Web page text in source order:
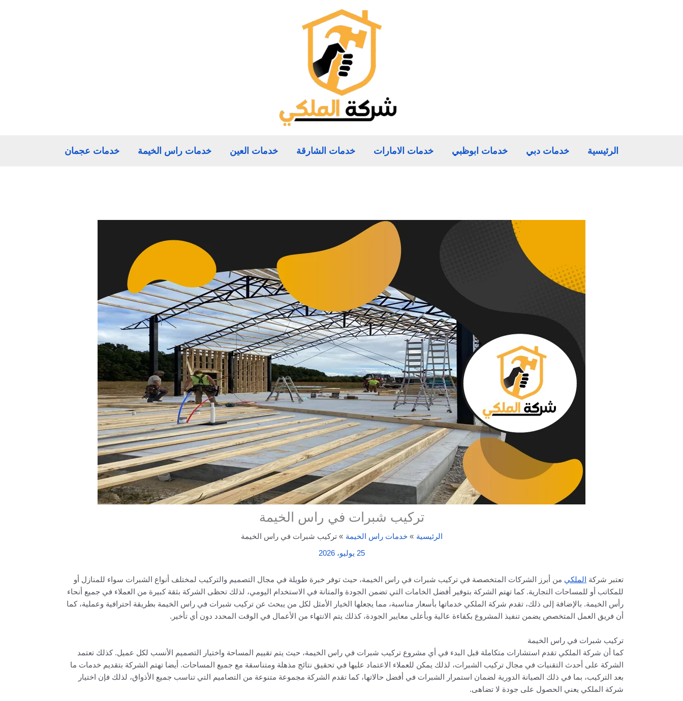
الرئيسية خدمات دبي خدمات ابوظبي خدمات الامارات خدمات الشارقة خدمات العين خدمات راس الخيمة خدمات عجمان
تركيب شبرات في راس الخيمة
الرئيسية خدمات راس الخيمة
تركيب شبرات في راس الخيمة
25 يوليو، 2026
تعتبر شركة الملكي من أبرز الشركات المتخصصة في تركيب شبرات في راس الخيمة، حيث توفر خبرة طويلة في مجال التصميم والتركيب لمختلف أنواع الشبرات سواء للمنازل أو
للمكاتب أو للمساحات التجارية. كما تهتم الشركة بتوفير أفضل الخامات التي تضمن الجودة والمتانة في الاستخدام اليومي، لذلك تحظى الشركة بثقة كبيرة من العملاء في جميع أنحاء
رأس الخيمة. بالإضافة إلى ذلك، تقدم شركة الملكي خدماتها بأسعار مناسبة، مما يجعلها الخيار الأمثل لكل من يبحث عن تركيب شبرات في راس الخيمة بطريقة احترافية وعملية، كما
أن فريق العمل المتخصص يضمن تنفيذ المشروع بكفاءة عالية وبأعلى معايير الجودة، كذلك يتم الانتهاء من الأعمال في الوقت المحدد دون أي تأخير.
تركيب شبرات في راس الخيمة
كما أن شركة الملكي تقدم استشارات متكاملة قبل البدء في أي مشروع تركيب شبرات في راس الخيمة، حيث يتم تقييم المساحة واختيار التصميم الأنسب لكل عميل. كذلك تعتمد
الشركة على أحدث التقنيات في مجال تركيب الشبرات، لذلك يمكن للعملاء الاعتماد عليها في تحقيق نتائج مذهلة ومتناسقة مع جميع المساحات. أيضا تهتم الشركة بتقديم خدمات ما
بعد التركيب، بما في ذلك الصيانة الدورية لضمان استمرار الشبرات في أفضل حالاتها، كما تقدم الشركة مجموعة متنوعة من التصاميم التي تناسب جميع الأذواق، لذلك فإن اختيار
شركة الملكي يعني الحصول على جودة لا تضاهى.